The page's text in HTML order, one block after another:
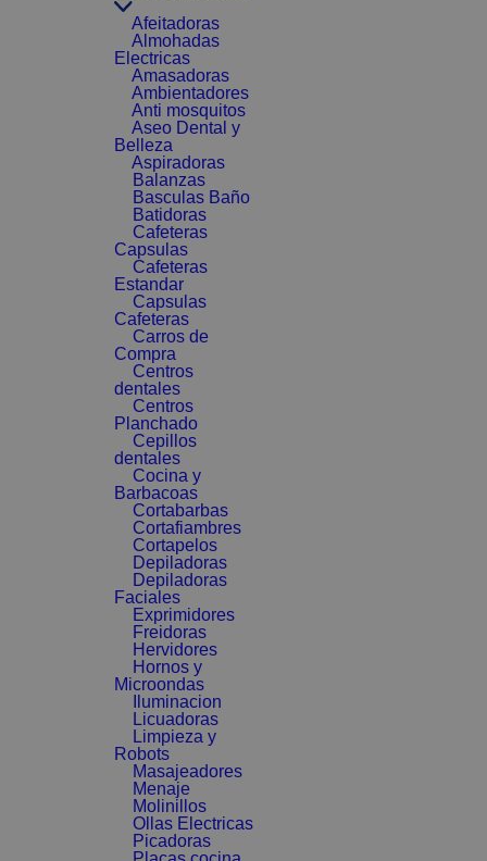
Afeitadoras
Almohadas
Electricas
Amasadoras
Ambientadores
Anti mosquitos
Aseo Dental y
Belleza
Aspiradoras
Balanzas
Basculas Baño
Batidoras
Cafeteras
Capsulas
Cafeteras
Estandar
Capsulas
Cafeteras
Carros de
Compra
Centros
dentales
Centros
Planchado
Cepillos
dentales
Cocina y
Barbacoas
Cortabarbas
Cortafiambres
Cortapelos
Depiladoras
Depiladoras
Faciales
Exprimidores
Freidoras
Hervidores
Hornos y
Microondas
Iluminacion
Licuadoras
Limpieza y
Robots
Masajeadores
Menaje
Molinillos
Ollas Electricas
Picadoras